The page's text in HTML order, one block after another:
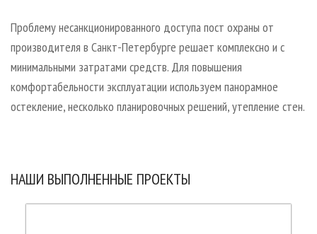
Проблему несанкционированного доступа пост охраны от
производителя в Санкт-Петербурге решает комплексно и с
минимальными затратами средств. Для повышения
комфортабельности эксплуатации используем панорамное
остекление, несколько планировочных решений, утепление стен.
НАШИ ВЫПОЛНЕННЫЕ ПРОЕКТЫ